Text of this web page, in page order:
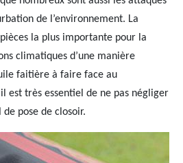
de l’environnement. La
la plus importante pour la
climatiques d’une manière
faitière à faire face au
est très essentiel de ne pas négliger
pose de closoir.